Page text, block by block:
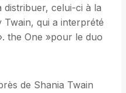
celui-ci à la
qui a interprété
the One »pour le duo
de Shania Twain